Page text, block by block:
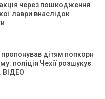
через пошкодження
лаври внаслідок
пропонував дітям попкорн
поліція Чехії розшукує
ВІДЕО